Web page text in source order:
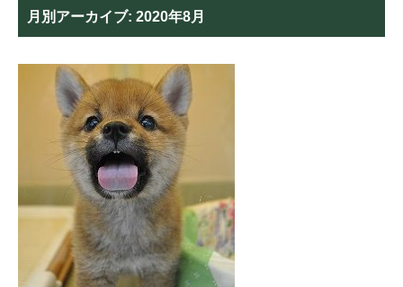
月別アーカイブ: 2020年8月